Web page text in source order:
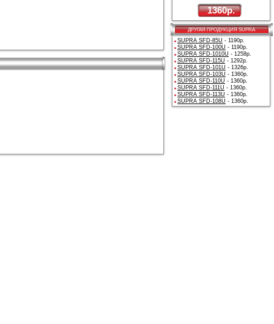
1360р.
ДРУГАЯ ПРОДУКЦИЯ SUPRA
SUPRA SFD-85U - 1190р.
SUPRA SFD-100U - 1190р.
SUPRA SFD-1010U - 1258р.
SUPRA SFD-115U - 1292р.
SUPRA SFD-101U - 1326р.
SUPRA SFD-103U - 1360р.
SUPRA SFD-110U - 1360р.
SUPRA SFD-111U - 1360р.
SUPRA SFD-113U - 1360р.
SUPRA SFD-108U - 1360р.